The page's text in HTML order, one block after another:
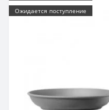
Ожидается поступление